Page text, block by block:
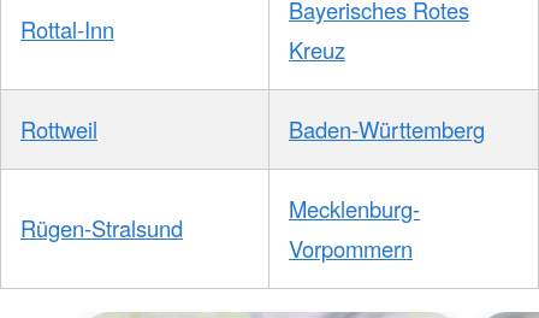
Rottal-Inn
Bayerisches Rotes
Kreuz
Rottweil Baden-Württemberg
Rügen-Stralsund
Mecklenburg-
Vorpommern